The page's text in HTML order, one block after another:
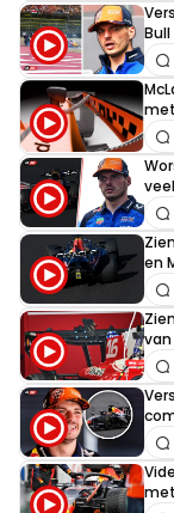
Bull
en
van